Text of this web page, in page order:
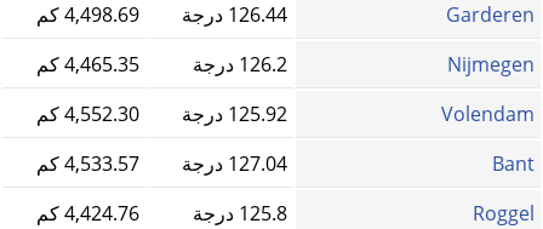
Garderen
126.44 درجة
4,498.69 كم
Nijmegen
126.2 درجة
4,465.35 كم
Volendam
125.92 درجة
4,552.30 كم
Bant
127.04 درجة
4,533.57 كم
Roggel
125.8 درجة
4,424.76 كم